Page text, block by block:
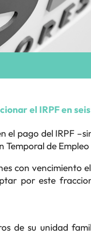
el IRPF en
pago del IRPF
Temporal de
con vencimiento
por este
de su unidad